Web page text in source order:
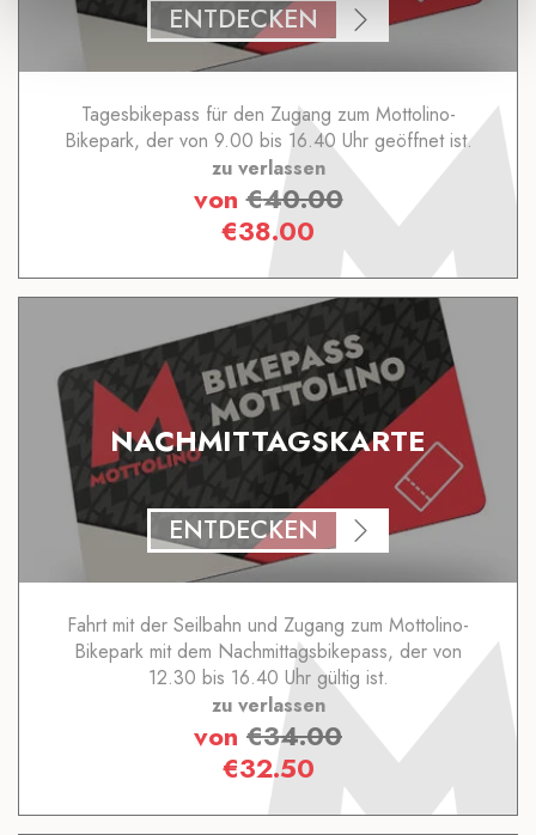
ENTDECKEN
Tagesbikepass für den Zugang zum Mottolino-
Bikepark, der von 9.00 bis 16.40 Uhr geöffnet ist.
zu verlassen
von€40.00
€38.00
NACHMITTAGSKARTE
ENTDECKEN
Fahrt mit der Seilbahn und Zugang zum Mottolino-
Bikepark mit dem Nachmittagsbikepass, der von
12.30 bis 16.40 Uhr gültig ist.
zu verlassen
von €34.00
€32.50